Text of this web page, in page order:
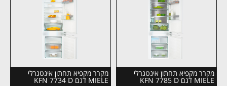
מקרר מקפיא תחתון אינטגרלי
MIELE דגם KFN 7785 D
מקרר מקפיא תחתון אינטגרלי
MIELE דגם KFN 7734 D